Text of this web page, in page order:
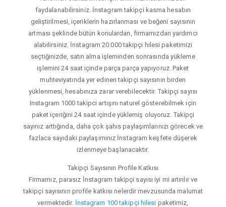
faydalanabilirsiniz. İnstagram takipçi kasma hesabın
geliştirilmesi, içeriklerin hazırlanması ve beğeni sayısının
artması şeklinde bütün konulardan, firmamızdan yardımcı
alabilirsiniz. İnstagram 20.000 takipçi hilesi paketimizi
seçtiğinizde, satın alma işleminden sonrasında yükleme
işlemini 24 saat içinde parça parça yapıyoruz. Paket
muhteviyatında yer edinen takipçi sayısının birden
yüklenmesi, hesabınıza zarar verebilecektir. Takipçi sayısı
Instagram 1000 takipci artışını naturel gösterebilmek için
paket içeriğini 24 saat içinde yüklemiş oluyoruz. Takipçi
sayınız arttığında, daha çok şahıs paylaşımlarınızı görecek ve
fazlaca sayıdaki paylaşımınız İnstagram keşfete düşerek
izlenmeye başlanacaktır.
Takipçi Sayısının Profile Katkısı
Firmamız, parasız İnstagram takipçi sayısı iyi mi artırılır ve
takipçi sayısının profile katkısı nelerdir mevzusunda malumat
vermektedir. İnstagram 100 takipçi hilesi paketimiz,